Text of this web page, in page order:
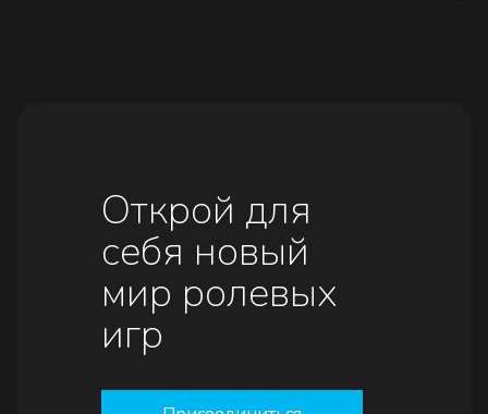
Открой для
себя новый
мир ролевых
игр